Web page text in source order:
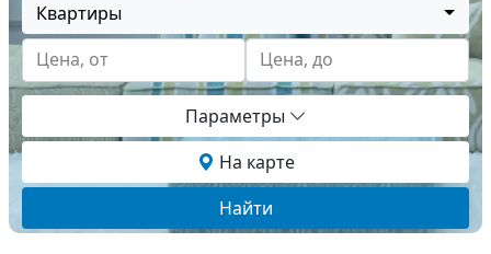
Квартиры
Цена, от
Цена, до
Параметры
На карте
Найти